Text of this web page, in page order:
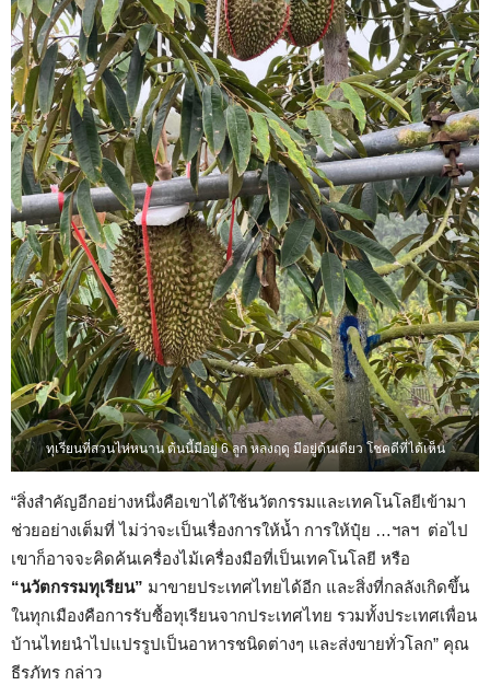
ทุเรียนที่สวนไห่หนาน ต้นนี้มีอยู่ 6 ลูก หลงฤดู มีอยู่ต้นเดียว โชคดีที่ได้เห็น
“สิ่งสำคัญอีกอย่างหนึ่งคือเขาได้ใช้นวัตกรรมและเทคโนโลยีเข้ามา
ช่วยอย่างเต็มที่ ไม่ว่าจะเป็นเรื่องการให้น้ำ การให้ปุ๋ย …ฯลฯ ต่อไป
เขาก็อาจจะคิดค้นเครื่องไม้เครื่องมือที่เป็นเทคโนโลยี หรือ
“นวัตกรรมทุเรียน” มาขายประเทศไทยได้อีก และสิ่งที่กลลังเกิดขึ้น
ในทุกเมืองคือการรับซื้อทุเรียนจากประเทศไทย รวมทั้งประเทศเพื่อน
บ้านไทยนำไปแปรรูปเป็นอาหารชนิดต่างๆ และส่งขายทั่วโลก” คุณ
ธีรภัทร กล่าว